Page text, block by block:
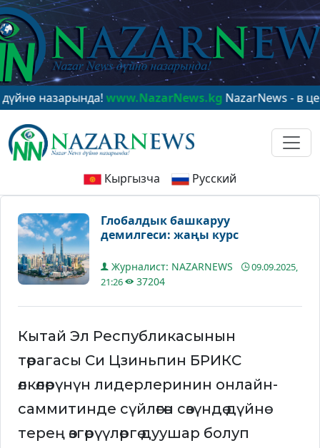
www.NazarNews.kgNazarNews - в центре
Кыргызча Русский
Глобалдык башкаруу
демилгеси: жаңы курс
Журналист: NAZARNEWS
09.09.2025,
21:26
37204
Кытай Эл Республикасынын
төрагасы Си Цзиньпин БРИКС
өлкөлөрүнүн лидерлеринин онлайн-
саммитинде сүйлөгөн сөзүндө дүйнө
терең өзгөрүүлөргө дуушар болуп